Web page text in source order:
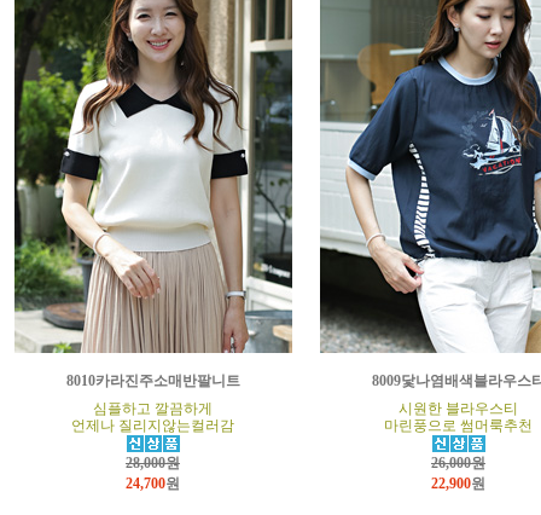
8010카라진주소매반팔니트
심플하고 깔끔하게
언제나 질리지않는컬러감
28,000원
24,700원
8009닻나염배색블라우스
시원한 블라우스티
마린풍으로 썸머룩추천
26,000원
22,900원